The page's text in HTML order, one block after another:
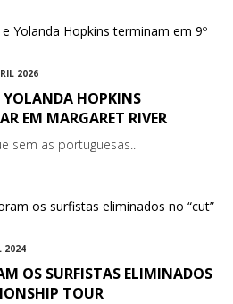
2026
YOLANDA HOPKINS
EM MARGARET RIVER
sem as portuguesas..
2024
OS SURFISTAS ELIMINADOS
TOUR